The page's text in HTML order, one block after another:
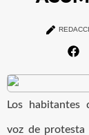
Los habitantes
voz de protesta